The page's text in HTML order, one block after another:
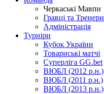
Черкаські Мавпи
Гравці та Тренери
Адміністрація
Турніри
Кубок України
Товариські матчі
Суперліга GG.bet
ВЮБЛ (2012 р.н.)
ВЮБЛ (2011 р.н.)
ВЮБЛ (2013 р.н.)